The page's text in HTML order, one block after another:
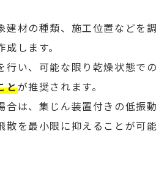
建材の種類、施工位置などを調
成します。
行い、可能な限り乾燥状態での
とが推奨されます。
合は、集じん装置付きの低振動
散を最小限に抑えることが可能